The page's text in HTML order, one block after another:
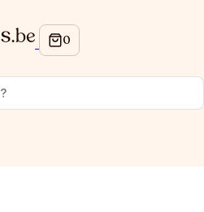
onze acties?
en ontvang